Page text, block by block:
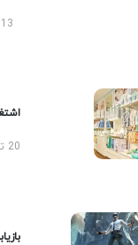
13 مرداد 1405
20 تیر 1405